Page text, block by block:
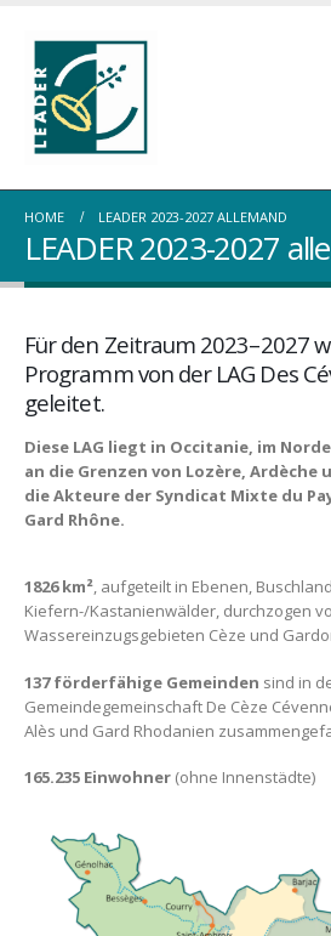
HOME LEADER 2023-2027 ALLEMAND
LEADER 2023-2027
Für den Zeitraum 2023–2027
Programm von der LAG Des
geleitet.
Diese LAG liegt in Occitanie, im
an die Grenzen von Lozère, Ardèche
die Akteure der Syndicat Mixte du
Gard Rhône.
1826 km², aufgeteilt in Ebenen,
Kiefern-/Kastanienwälder, durchzogen
Wassereinzugsgebieten Cèze und
137 förderfähige Gemeinden sind in
Gemeindegemeinschaft De Cèze
Alès und Gard Rhodanien
165.235 Einwohner (ohne Innenstädte)